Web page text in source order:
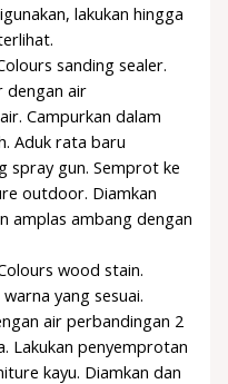
lakukan hingga
sanding sealer.
dengan air
Campurkan dalam
Aduk rata baru
spray gun. Semprot ke
outdoor. Diamkan
amplas ambang dengan
wood stain.
yang sesuai.
air perbandingan 2
Lakukan penyemprotan
kayu. Diamkan dan